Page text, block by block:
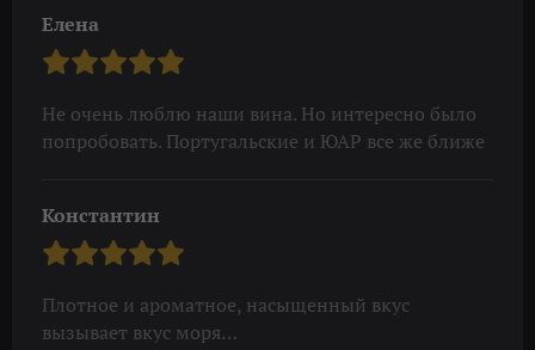
Елена
Не очень люблю наши вина. Но интересно было
попробовать. Португальские и ЮАР все же ближе
Константин
Плотное и ароматное, насыщенный вкус
вызывает вкус моря…